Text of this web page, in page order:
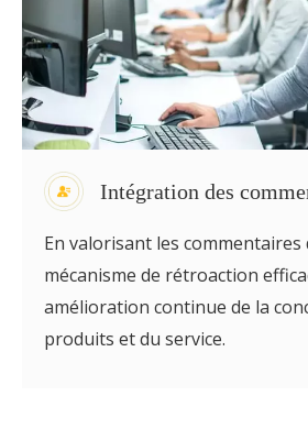
Intégration des
En valorisant les
mécanisme de rétroaction
amélioration continue de la
produits et du service.